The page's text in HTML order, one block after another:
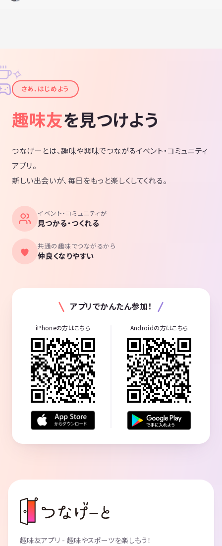
✦
✧
さあ、はじめよう
趣味友を見つけよう
つなげーとは、趣味や興味でつながるイベント・コミュニティ
アプリ。
新しい出会いが、毎日をもっと楽しくしてくれる。
イベント・コミュニティが
見つかる・つくれる
共通の趣味でつながるから
仲良くなりやすい
アプリでかんたん参加！
iPhoneの方はこちら Androidの方はこちら
趣味友アプリ - 趣味やスポーツを楽しもう！